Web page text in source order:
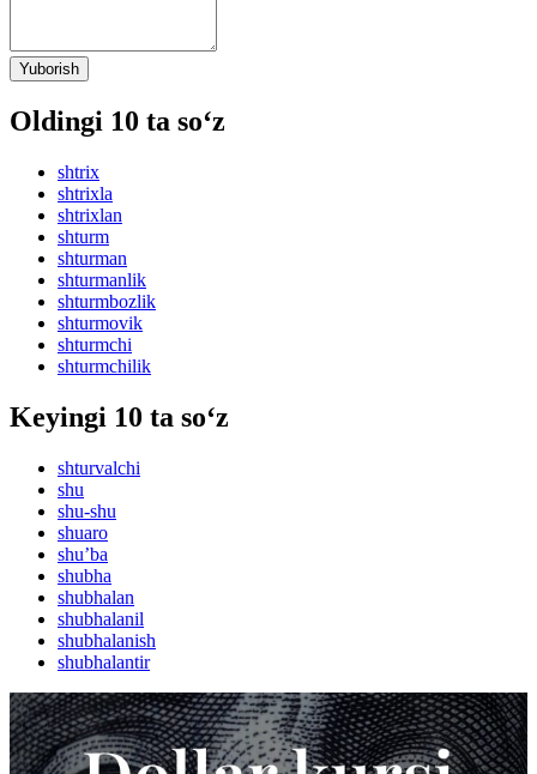
Yuborish
Oldingi 10 ta so‘z
shtrix
shtrixla
shtrixlan
shturm
shturman
shturmanlik
shturmbozlik
shturmovik
shturmchi
shturmchilik
Keyingi 10 ta so‘z
shturvalchi
shu
shu-shu
shuaro
shuʼba
shubha
shubhalan
shubhalanil
shubhalanish
shubhalantir